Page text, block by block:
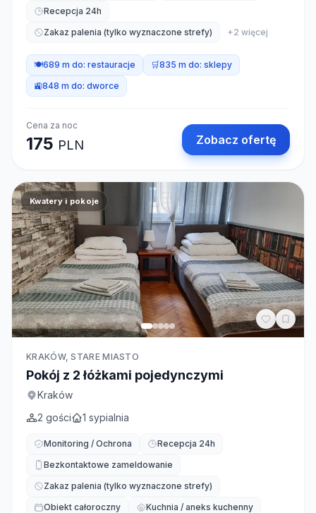
Recepcja 24h
Zakaz palenia (tylko wyznaczone strefy)
+2 więcej
🍽️689 m do: restauracje 🛒835 m do: sklepy
🚉848 m do: dworce
Cena za noc
175 PLN Zobacz ofertę
Kwatery i pokoje
KRAKÓW, STARE MIASTO
Pokój z 2 łóżkami pojedynczymi
Kraków
2 gości 1 sypialnia
Monitoring / Ochrona
Recepcja 24h
Bezkontaktowe zameldowanie
Zakaz palenia (tylko wyznaczone strefy)
Obiekt całoroczny
Kuchnia / aneks kuchenny